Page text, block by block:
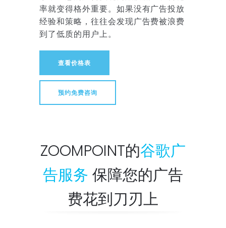
率就变得格外重要。如果没有广告投放
经验和策略，往往会发现广告费被浪费
到了低质的用户上。
查看价格表
预约免费咨询
ZOOMPOINT的谷歌广
告服务 保障您的广告
费花到刀刃上